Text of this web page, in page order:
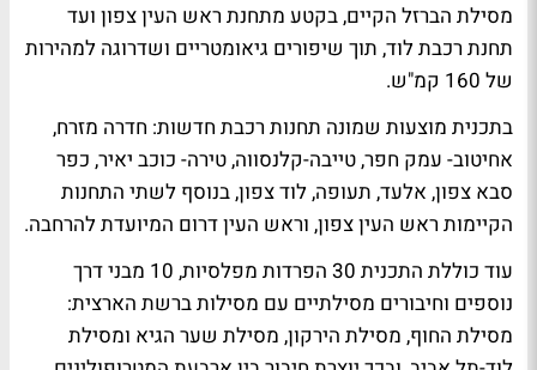
מסילת הברזל הקיים, בקטע מתחנת ראש העין צפון ועד
תחנת רכבת לוד, תוך שיפורים גיאומטריים ושדרוגה למהירות
של 160 קמ"ש.
בתכנית מוצעות שמונה תחנות רכבת חדשות: חדרה מזרח,
אחיטוב- עמק חפר, טייבה-קלנסווה, טירה- כוכב יאיר, כפר
סבא צפון, אלעד, תעופה, לוד צפון, בנוסף לשתי התחנות
הקיימות ראש העין צפון, וראש העין דרום המיועדת להרחבה.
עוד כוללת התכנית 30 הפרדות מפלסיות, 10 מבני דרך
נוספים וחיבורים מסילתיים עם מסילות ברשת הארצית:
מסילת החוף, מסילת הירקון, מסילת שער הגיא ומסילת